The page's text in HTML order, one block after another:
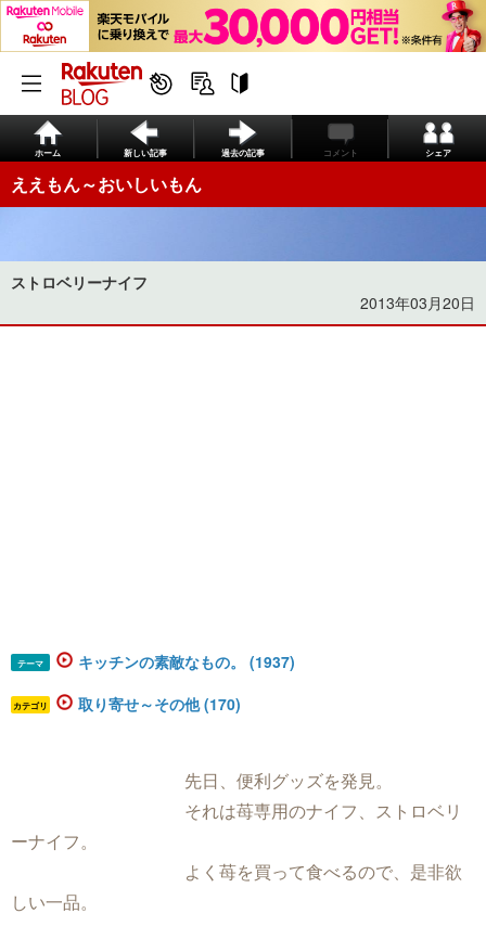
ホーム 新しい記事 過去の記事 コメント シェア
ええもん～おいしいもん
ストロベリーナイフ
2013年03月20日
テーマ キッチンの素敵なもの。 (1937)
カテゴリ 取り寄せ～その他 (170)
先日、便利グッズを発見。
それは苺専用のナイフ、ストロベリ
ーナイフ。
よく苺を買って食べるので、是非欲
しい一品。